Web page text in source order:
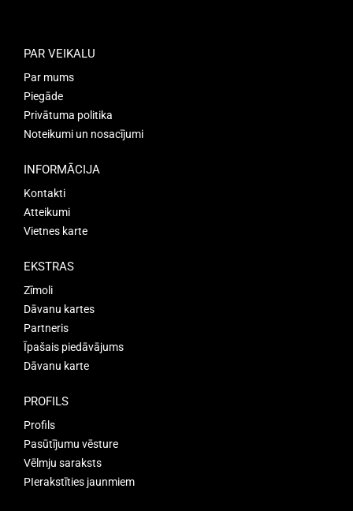
PAR VEIKALU
Par mums
Piegāde
Privātuma politika
Noteikumi un nosacījumi
INFORMĀCIJA
Kontakti
Atteikumi
Vietnes karte
EKSTRAS
Zīmoli
Dāvanu kartes
Partneris
Īpašais piedāvājums
Dāvanu karte
PROFILS
Profils
Pasūtījumu vēsture
Vēlmju saraksts
PIerakstīties jaunmiem